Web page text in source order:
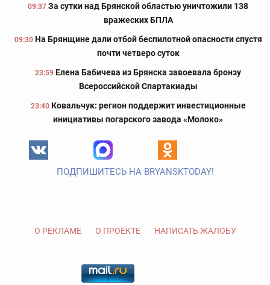
09:37 За сутки над Брянской областью уничтожили 138
вражеских БПЛА
09:30 На Брянщине дали отбой беспилотной опасности спустя
почти четверо суток
23:59 Елена Бабичева из Брянска завоевала бронзу
Всероссийской Спартакиады
23:40 Ковальчук: регион поддержит инвестиционные
инициативы погарского завода «Молоко»
ПОДПИШИТЕСЬ НА BRYANSKTODAY!
О РЕКЛАМЕ О ПРОЕКТЕ НАПИСАТЬ ЖАЛОБУ